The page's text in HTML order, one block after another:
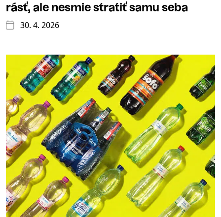
rásť, ale nesmie stratiť samu seba
30. 4. 2026